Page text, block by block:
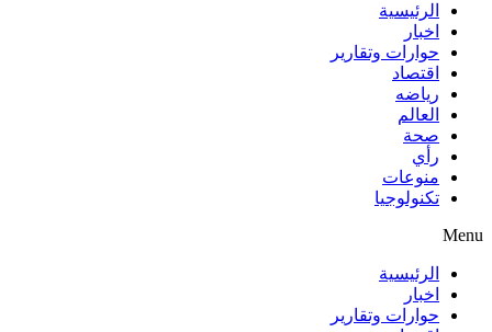
الرئيسية
اخبار
حوارات وتقارير
اقتصاد
رياضه
العالم
صحة
رأي
منوعات
تكنولوجيا
Menu
الرئيسية
اخبار
حوارات وتقارير